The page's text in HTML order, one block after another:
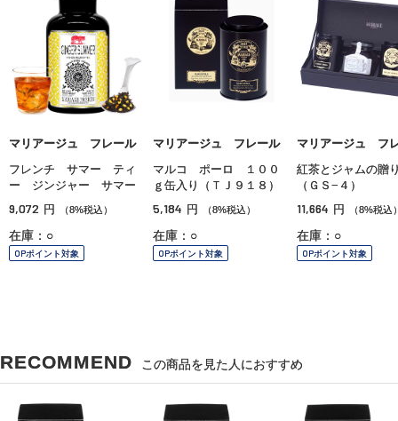
マリアージュ フレール
フレンチ サマー ティ
ー ジンジャー サマー
9,072 円 （8%税込）
在庫：○
OPポイント対象
マリアージュ フレール
マルコ ポーロ １００
ｇ缶入り（ＴＪ９１８）
5,184 円 （8%税込）
在庫：○
OPポイント対象
マリアージュ フ
紅茶とジャムの贈
（ＧＳ−４）
11,664 円 （8%税込
在庫：○
OPポイント対象
RECOMMEND この商品を見た人におすすめ